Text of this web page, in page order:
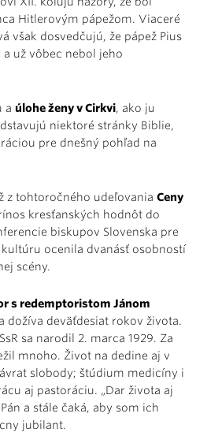
Hitlerovým pápežom. Viaceré
však dosvedčujú, že pápež Pius
a už vôbec nebol jeho
a úlohe ženy v Cirkvi, ako ju
niektoré stránky Biblie,
pre dnešný pohľad na
z tohtoročného udeľovania Ceny
kresťanských hodnôt do
biskupov Slovenska pre
ocenila dvanásť osobností
scény.
s redemptoristom Jánom
dožíva deväťdesiat rokov života.
sa narodil 2. marca 1929. Za
mnoho. Život na dedine aj v
slobody; štúdium medicíny i
aj pastoráciu. „Dar života aj
a stále čaká, aby som ich
jubilant.